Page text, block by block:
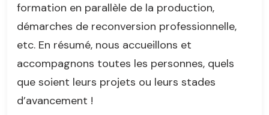
formation en parallèle de la production,
démarches de reconversion professionnelle,
etc. En résumé, nous accueillons et
accompagnons toutes les personnes, quels
que soient leurs projets ou leurs stades
d’avancement !